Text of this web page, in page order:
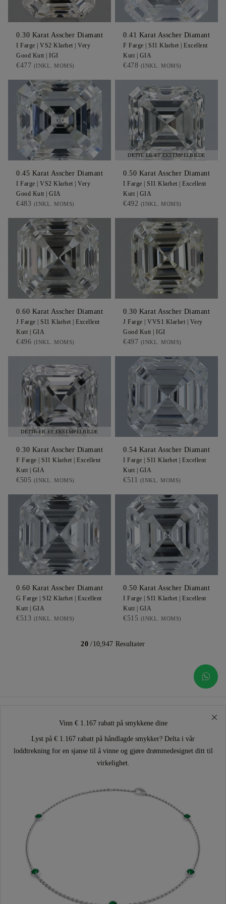
0.30 Karat Asscher Diamant
I Farge | VS2 Klarhet | Very
Good Kutt | IGI
€477 (INKL. MOMS)
0.41 Karat Asscher Diamant
F Farge | SI1 Klarhet | Excellent
Kutt | GIA
€478 (INKL. MOMS)
0.45 Karat Asscher Diamant
I Farge | VS2 Klarhet | Very
Good Kutt | GIA
€483 (INKL. MOMS)
DETTE ER ET EKSEMPELBILDE
0.50 Karat Asscher Diamant
I Farge | SI1 Klarhet | Excellent
Kutt | GIA
€492 (INKL. MOMS)
0.60 Karat Asscher Diamant
J Farge | SI1 Klarhet | Excellent
Kutt | GIA
€496 (INKL. MOMS)
0.30 Karat Asscher Diamant
J Farge | VVS1 Klarhet | Very
Good Kutt | IGI
€497 (INKL. MOMS)
DETTE ER ET EKSEMPELBILDE
0.30 Karat Asscher Diamant
F Farge | SI1 Klarhet | Excellent
Kutt | GIA
€505 (INKL. MOMS)
0.54 Karat Asscher Diamant
I Farge | SI1 Klarhet | Excellent
Kutt | GIA
€511 (INKL. MOMS)
0.60 Karat Asscher Diamant
G Farge | SI2 Klarhet | Excellent
Kutt | GIA
€513 (INKL. MOMS)
0.50 Karat Asscher Diamant
I Farge | SI1 Klarhet | Excellent
Kutt | GIA
€515 (INKL. MOMS)
20/10,947 Resultater
Vinn € 1.167 rabatt på smykkene dine
Lyst på € 1.167 rabatt på håndlagde smykker? Delta i vår
loddtrekning for en sjanse til å vinne og gjøre drømmedesignet ditt til
virkelighet.